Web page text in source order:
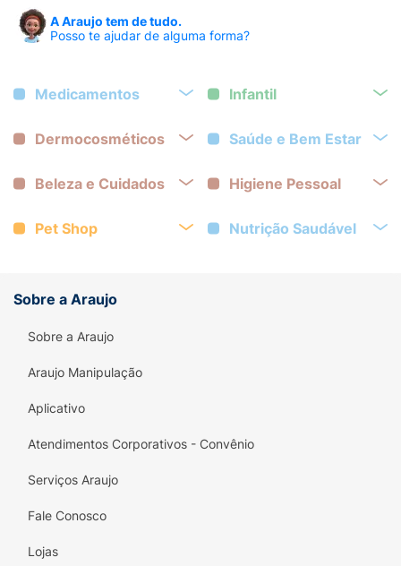
A Araujo tem de tudo.
Posso te ajudar de alguma forma?
Medicamentos Infantil
Dermocosméticos Saúde e Bem Estar
Beleza e Cuidados Higiene Pessoal
Pet Shop Nutrição Saudável
Sobre a Araujo
Sobre a Araujo
Araujo Manipulação
Aplicativo
Atendimentos Corporativos - Convênio
Serviços Araujo
Fale Conosco
Lojas